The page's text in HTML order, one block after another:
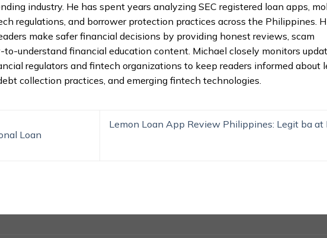
industry. He has spent years analyzing SEC registered loan apps,
regulations, and borrower protection practices across the Philippines.
make safer financial decisions by providing honest reviews, scam
to-understand financial education content. Michael closely monitors
regulators and fintech organizations to keep readers informed about
collection practices, and emerging fintech technologies.
Loan
Lemon Loan App Review Philippines: Legit ba at